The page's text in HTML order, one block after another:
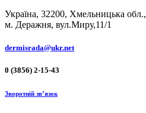
Україна, 32200, Хмельницька обл.,
м. Деражня, вул.Миру,11/1
dermisrada@ukr.net
0 (3856) 2-15-43
Зворотній зв’язок